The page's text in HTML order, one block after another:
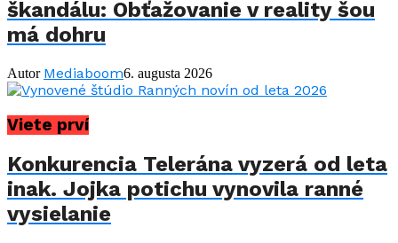
škandálu: Obťažovanie v reality šou
má dohru
Autor Mediaboom6. augusta 2026
Viete prví
Konkurencia Telerána vyzerá od leta
inak. Jojka potichu vynovila ranné
vysielanie